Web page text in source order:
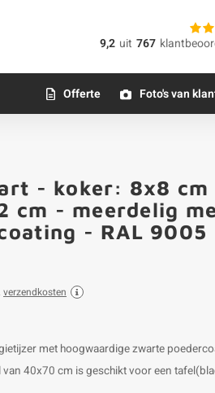
9,2 uit 767
Offerte Foto's van
- koker: 8x8
cm - meerdelig
- RAL 9005
verzendkosten
met hoogwaardige zwarte
40x70 cm is geschikt voor een